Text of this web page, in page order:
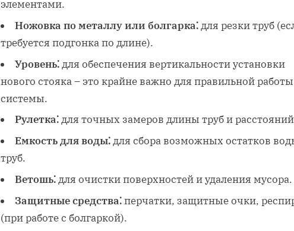
элементами.
Ножовка по металлу или болгарка⁚для резки труб
требуется подгонка по длине).
Уровень⁚для обеспечения вертикальности установки
нового стояка – это крайне важно для правильной работы
системы.
Рулетка⁚для точных замеров длины труб и
Емкость для воды⁚для сбора возможных остатков
труб.
Ветошь⁚для очистки поверхностей и удаления мусора.
Защитные средства⁚перчатки, защитные очки,
(при работе с болгаркой).